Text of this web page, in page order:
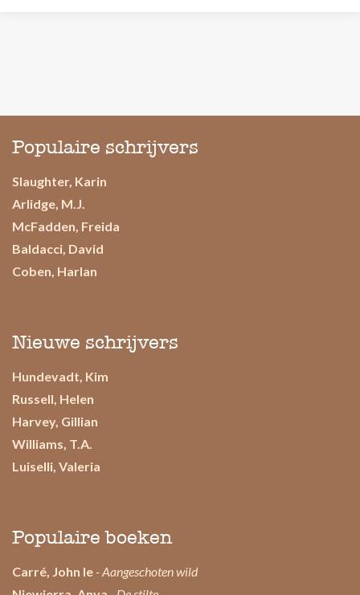
Populaire schrijvers
Slaughter, Karin
Arlidge, M.J.
McFadden, Freida
Baldacci, David
Coben, Harlan
Nieuwe schrijvers
Hundevadt, Kim
Russell, Helen
Harvey, Gillian
Williams, T.A.
Luiselli, Valeria
Populaire boeken
Carré, John le - Aangeschoten wild